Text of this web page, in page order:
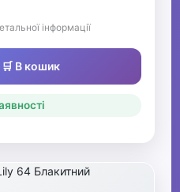
інформації
🛒 В кошик